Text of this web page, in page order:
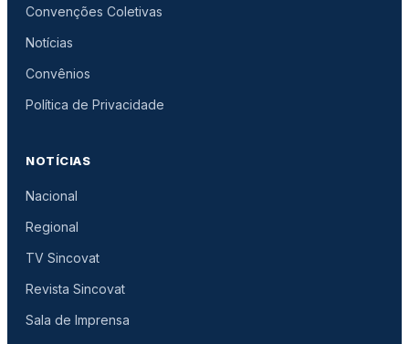
Convenções Coletivas
Notícias
Convênios
Política de Privacidade
NOTÍCIAS
Nacional
Regional
TV Sincovat
Revista Sincovat
Sala de Imprensa